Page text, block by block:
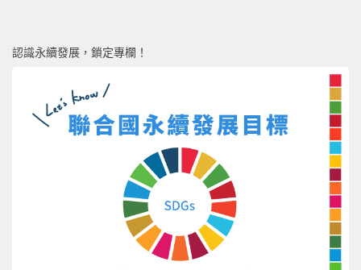
認識永續發展，鎖定專欄！